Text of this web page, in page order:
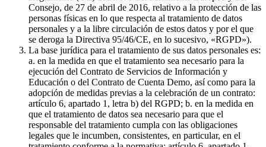
Consejo, de 27 de abril de 2016, relativo a la protección de las
personas físicas en lo que respecta al tratamiento de datos
personales y a la libre circulación de estos datos y por el que
se deroga la Directiva 95/46/CE, en lo sucesivo, «RGPD»).
La base jurídica para el tratamiento de sus datos personales es:
a. en la medida en que el tratamiento sea necesario para la
ejecución del Contrato de Servicios de Información y
Educación o del Contrato de Cuenta Demo, así como para la
adopción de medidas previas a la celebración de un contrato:
artículo 6, apartado 1, letra b) del RGPD; b. en la medida en
que el tratamiento de datos sea necesario para que el
responsable del tratamiento cumpla con las obligaciones
legales que le incumben, consistentes, en particular, en el